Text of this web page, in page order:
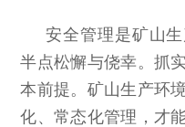
安全管理是矿山
半点松懈与侥幸。抓
本前提。矿山生产环
化、常态化管理，才